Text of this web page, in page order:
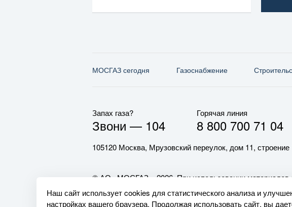
МОСГАЗ сегодня Газо­снабжение
Запах газа?
Звони — 104
Горячая линия
8 800 700 71 04
105120 Москва, Мрузовский переулок, дом 11, строение
© АО «МОСГАЗ», 2026. При использовании материалов
обязательна.
Наш сайт использует cookies для статистического анализа и
настройках вашего браузера. Продолжая использовать сайт, вы